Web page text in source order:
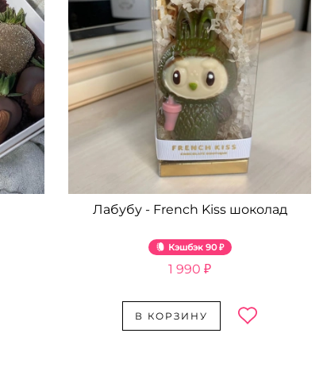
Лабубу - French Kiss шоколад
Кэшбэк 90 ₽
1 990 ₽
В КОРЗИНУ